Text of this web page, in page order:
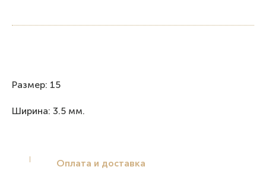
Размер: 15
Ширина: 3.5 мм.
Оплата и доставка